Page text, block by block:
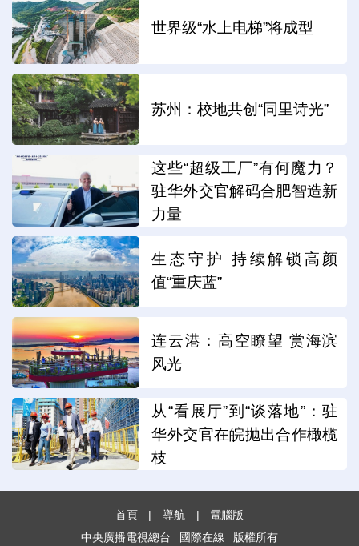
世界级“水上电梯”将成型
苏州：校地共创“同里诗光”
这些“超级工厂”有何魔力？
驻华外交官解码合肥智造新
力量
生态守护 持续解锁高颜
值“重庆蓝”
连云港：高空瞭望 赏海滨
风光
从“看展厅”到“谈落地”：驻
华外交官在皖抛出合作橄榄
枝
首頁 | 導航 |
電腦版
中央廣播電視總台
國際在線 版權所有